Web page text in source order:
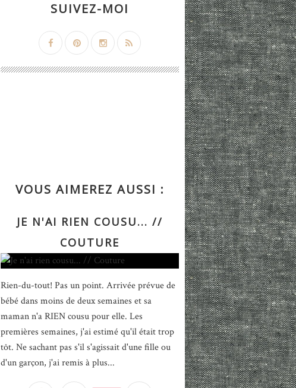
SUIVEZ-MOI
VOUS AIMEREZ AUSSI :
JE N'AI RIEN COUSU... //
COUTURE
Rien-du-tout! Pas un point. Arrivée prévue de
bébé dans moins de deux semaines et sa
maman n'a RIEN cousu pour elle. Les
premières semaines, j'ai estimé qu'il était trop
tôt. Ne sachant pas s'il s'agissait d'une fille ou
d'un garçon, j'ai remis à plus...